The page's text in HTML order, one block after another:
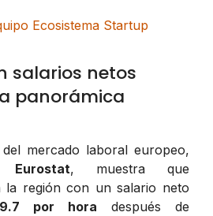
Ecosistema Startup
salarios netos
panorámica
mercado laboral europeo,
Eurostat, muestra que
la región con un salario neto
por hora después de